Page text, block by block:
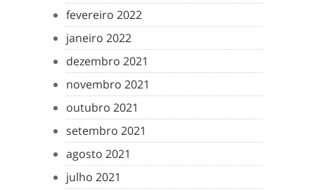
fevereiro 2022
janeiro 2022
dezembro 2021
novembro 2021
outubro 2021
setembro 2021
agosto 2021
julho 2021